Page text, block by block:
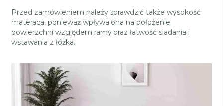
Przed zamówieniem należy sprawdzić także wysokość
materaca, ponieważ wpływa ona na położenie
powierzchni względem ramy oraz łatwość siadania i
wstawania z łóżka.